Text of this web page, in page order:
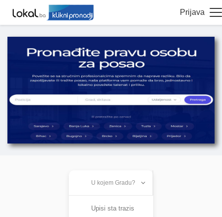
Prijava